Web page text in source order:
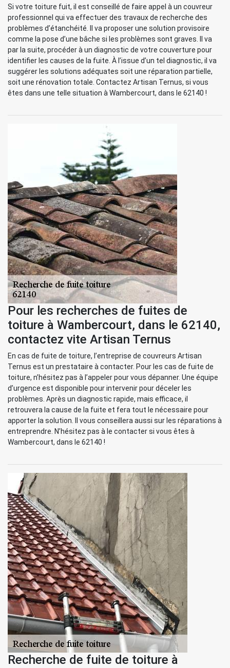
Si votre toiture fuit, il est conseillé de faire appel à un couvreur
professionnel qui va effectuer des travaux de recherche des
problèmes d’étanchéité. Il va proposer une solution provisoire
comme la pose d’une bâche si les problèmes sont graves. Il va
par la suite, procéder à un diagnostic de votre couverture pour
identifier les causes de la fuite. À l’issue d’un tel diagnostic, il va
suggérer les solutions adéquates soit une réparation partielle,
soit une rénovation totale. Contactez Artisan Ternus, si vous
êtes dans une telle situation à Wambercourt, dans le 62140 !
Pour les recherches de fuites de
toiture à Wambercourt, dans le 62140,
contactez vite Artisan Ternus
En cas de fuite de toiture, l’entreprise de couvreurs Artisan
Ternus est un prestataire à contacter. Pour les cas de fuite de
toiture, n’hésitez pas à l’appeler pour vous dépanner. Une équipe
d’urgence est disponible pour intervenir pour déceler les
problèmes. Après un diagnostic rapide, mais efficace, il
retrouvera la cause de la fuite et fera tout le nécessaire pour
apporter la solution. Il vous conseillera aussi sur les réparations à
entreprendre. N’hésitez pas à le contacter si vous êtes à
Wambercourt, dans le 62140 !
Recherche de fuite de toiture à